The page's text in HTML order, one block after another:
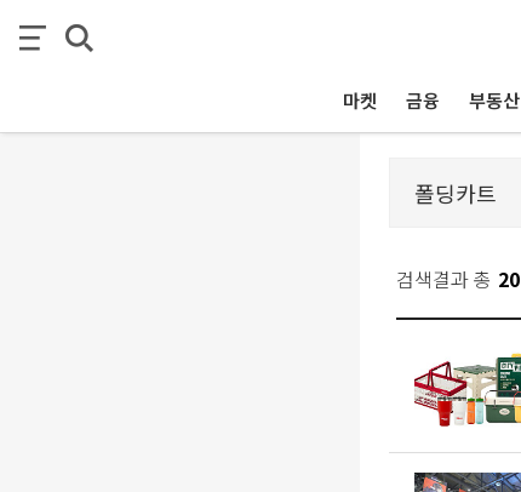
마켓 금융 부동산
검색결과 총 20